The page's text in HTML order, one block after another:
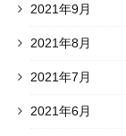
2021年9月
2021年8月
2021年7月
2021年6月